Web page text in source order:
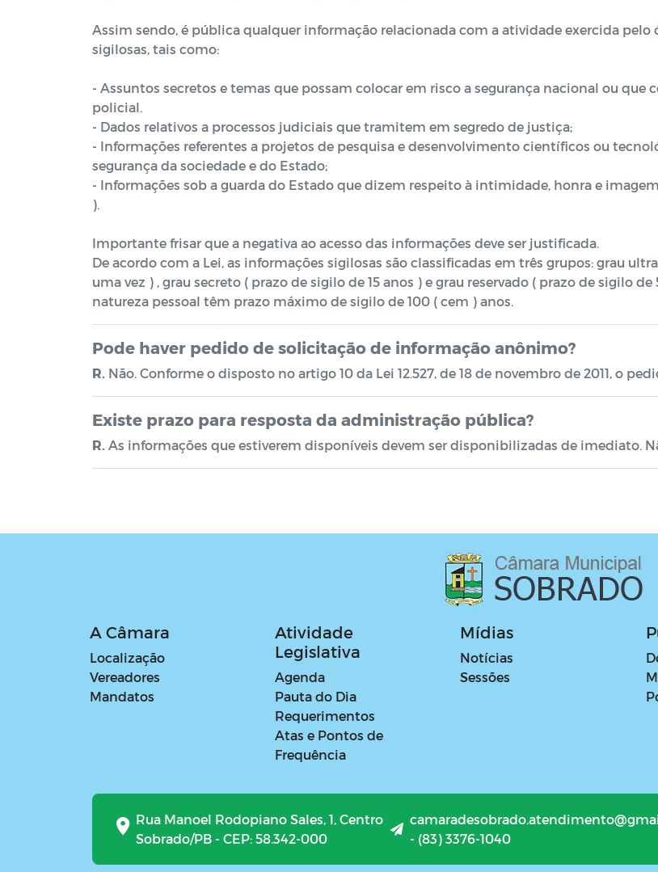
Assim sendo, é pública qualquer informação relacionada com a atividade exercida pelo
sigilosas, tais como:
- Assuntos secretos e temas que possam colocar em risco a segurança nacional ou
policial.
- Dados relativos a processos judiciais que tramitem em segredo de justiça;
- Informações referentes a projetos de pesquisa e desenvolvimento científicos ou
segurança da sociedade e do Estado;
- Informações sob a guarda do Estado que dizem respeito à intimidade, honra e
).
Importante frisar que a negativa ao acesso das informações deve ser justificada.
De acordo com a Lei, as informações sigilosas são classificadas em três grupos: grau
uma vez ) , grau secreto ( prazo de sigilo de 15 anos ) e grau reservado ( prazo de sigilo
natureza pessoal têm prazo máximo de sigilo de 100 ( cem ) anos.
Pode haver pedido de solicitação de informação anônimo?
R. Não. Conforme o disposto no artigo 10 da Lei 12.527, de 18 de novembro de 2011, o
Existe prazo para resposta da administração pública?
R. As informações que estiverem disponíveis devem ser disponibilizadas de imediato.
A Câmara
Localização
Vereadores
Mandatos
Atividade
Legislativa
Agenda
Pauta do Dia
Requerimentos
Atas e Pontos de
Frequência
Mídias
Notícias
Sessões
Rua Manoel Rodopiano Sales, 1, Centro
Sobrado/PB - CEP: 58.342-000
- (83) 3376-1040